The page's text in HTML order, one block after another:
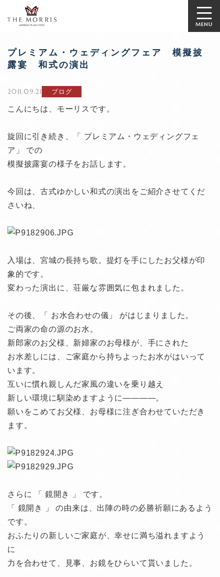
MENU
プレミアム・ウェディングフェア 模擬披
露宴 和式の演出
2011.09.21 ブログ
こんにちは、モーリスです。
旋回に引き続き、「 プレミアム・ウェディングフェ
ア」 での
模擬披露宴の様子をお話します。
今回は、古式ゆかしい和式の演出をご紹介させてくだ
さいね、
入場は、宮城の長持ち歌。提灯を手にしたお父様が印
象的です。
変わった演出に、荘厳な雰囲気に包まれました。
その後、「 お水合わせの儀」 がはじまりました。
ご両家の命の源のお水。
新郎家のお父様、新婦家のお母様が、手にされた
お水差しには、ご家庭から持ちよったお水がはいって
います。
互いに慣れ親しんだ家風の違いを乗り越え
新しい環境に馴染めますように————。
願いをこめてお父様、お母様に注ぎ合わせていただき
ます。
さらに 「 鏡開き 」 です。
「 鏡開き 」 の由来は、出陣の時の必勝祈願にあるよう
です。
おふたりの新しいご家庭が、幸せに満ち溢れますよう
に
力を合わせて、見事、お鏡をひらいて貰いました。